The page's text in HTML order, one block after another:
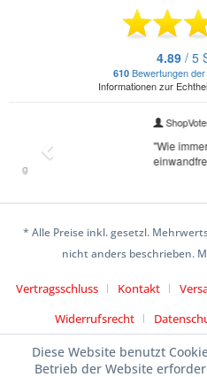
* Alle Preise inkl. gesetzl.
nicht anders beschrieben.
Vertragsschluss Kontakt
Widerrufsrecht
Diese Website benutzt
Betrieb der Website